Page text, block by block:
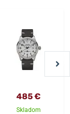
485 €
Skladom